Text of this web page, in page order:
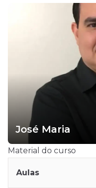
José Maria
Material do curso
Aulas